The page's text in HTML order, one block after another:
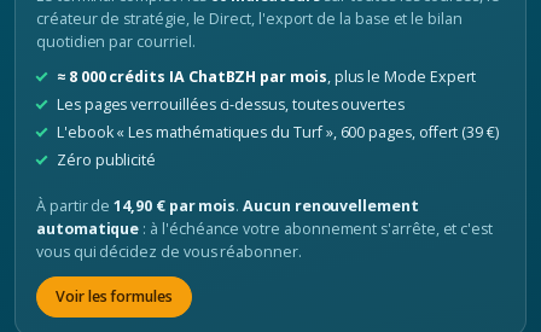
créateur de stratégie, le Direct, l'export de la base et le bilan
quotidien par courriel.
≈ 8 000 crédits IA ChatBZH par mois, plus le Mode Expert
Les pages verrouillées ci-dessus, toutes ouvertes
L'ebook « Les mathématiques du Turf », 600 pages, offert (39 €)
Zéro publicité
À partir de14,90 € par mois.Aucun renouvellement
automatique : à l'échéance votre abonnement s'arrête, et c'est
vous qui décidez de vous réabonner.
Voir les formules